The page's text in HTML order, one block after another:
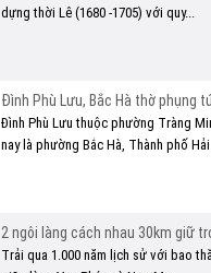
dựng thời Lê (1680 -1705) với quy...
Đình Phù Lưu, Bắc Hà thờ phụng
Đình Phù Lưu thuộc phường Tràng
nay là phường Bắc Hà, Thành phố
2 ngôi làng cách nhau 30km giữ
Trải qua 1.000 năm lịch sử với bao